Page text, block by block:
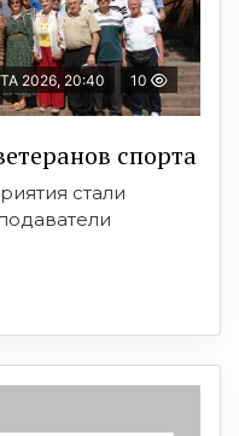
2026, 20:40 10
спорта
стали